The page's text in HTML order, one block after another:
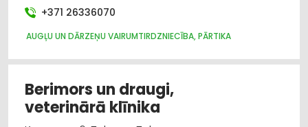
+371 26336070
AUGĻU UN DĀRZEŅU VAIRUMTIRDZNIECĪBA, PĀRTIKA
Berimors un draugi,
veterinārā klīnika